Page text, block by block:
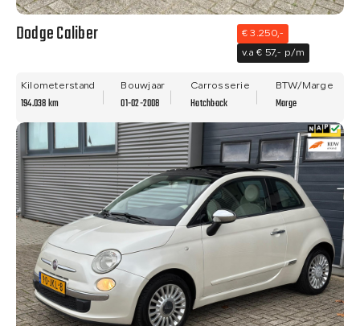
Dodge Caliber
€ 3.250,-
v.a € 57,- p/m
Kilometerstand
194.038 km
Bouwjaar
01-02-2008
Carrosserie
Hatchback
BTW/Marge
Marge